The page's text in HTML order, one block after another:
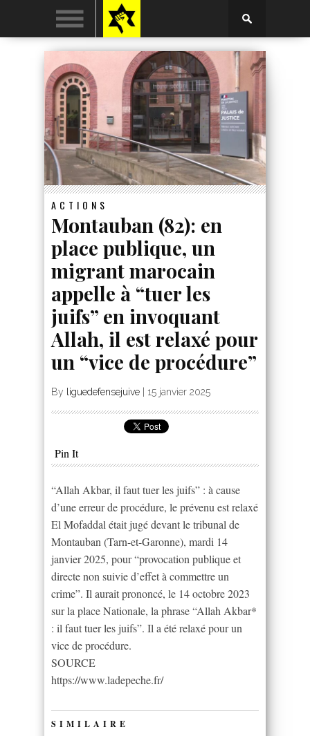
ACTIONS
Montauban (82): en
place publique, un
migrant marocain
appelle à “tuer les
juifs” en invoquant
Allah, il est relaxé pour
un “vice de procédure”
By liguedefensejuive 15 janvier 2025
Pin It
“Allah Akbar, il faut tuer les juifs” : à cause
d’une erreur de procédure, le prévenu est relaxé
El Mofaddal était jugé devant le tribunal de
Montauban (Tarn-et-Garonne), mardi 14
janvier 2025, pour “provocation publique et
directe non suivie d’effet à commettre un
crime”. Il aurait prononcé, le 14 octobre 2023
sur la place Nationale, la phrase “Allah Akbar*
: il faut tuer les juifs”. Il a été relaxé pour un
vice de procédure.
SOURCE
https://www.ladepeche.fr/
SIMILAIRE